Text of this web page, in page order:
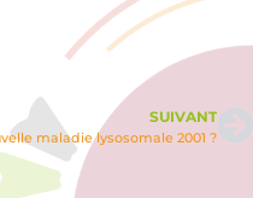
SUIVANT
maladie lysosomale 2001 ?